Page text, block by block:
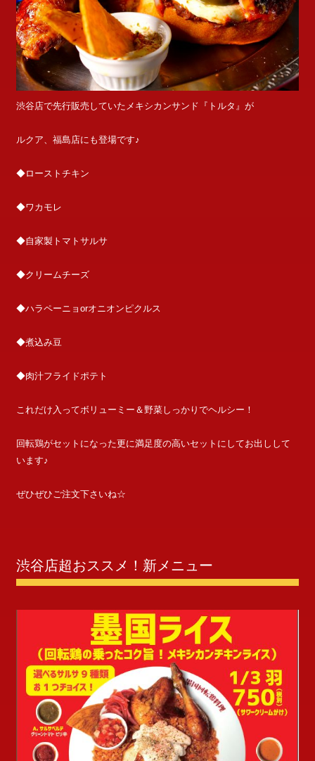
渋谷店で先行販売していたメキシカンサンド『トルタ』が
ルクア、福島店にも登場です♪
◆ローストチキン
◆ワカモレ
◆自家製トマトサルサ
◆クリームチーズ
◆ハラペーニョorオニオンピクルス
◆煮込み豆
◆肉汁フライドポテト
これだけ入ってボリューミー＆野菜しっかりでヘルシー！
回転鶏がセットになった更に満足度の高いセットにしてお出しして
います♪
ぜひぜひご注文下さいね☆
渋谷店超おススメ！新メニュー